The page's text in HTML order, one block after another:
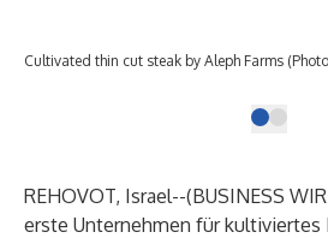
Cultivated thin cut steak by Aleph Farms
REHOVOT, Israel--(BUSINESS
erste Unternehmen für kultiviertes